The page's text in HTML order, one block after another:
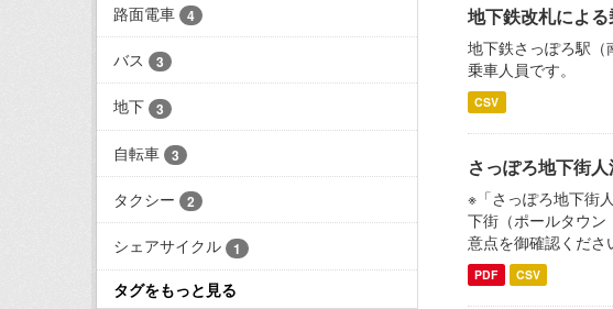
路面電車 4
バス 3
地下 3
自転車 3
タクシー 2
シェアサイクル 1
タグをもっと見る
地下鉄改札によ
地下鉄さっぽろ駅（
乗車人員です。
CSV
さっぽろ地下街
※「さっぽろ地下街
下街（ポールタウン
意点を御確認くださ
PDF CSV